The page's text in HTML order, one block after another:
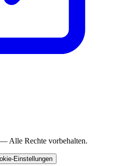
Alle Rechte vorbehalten.
Einstellungen